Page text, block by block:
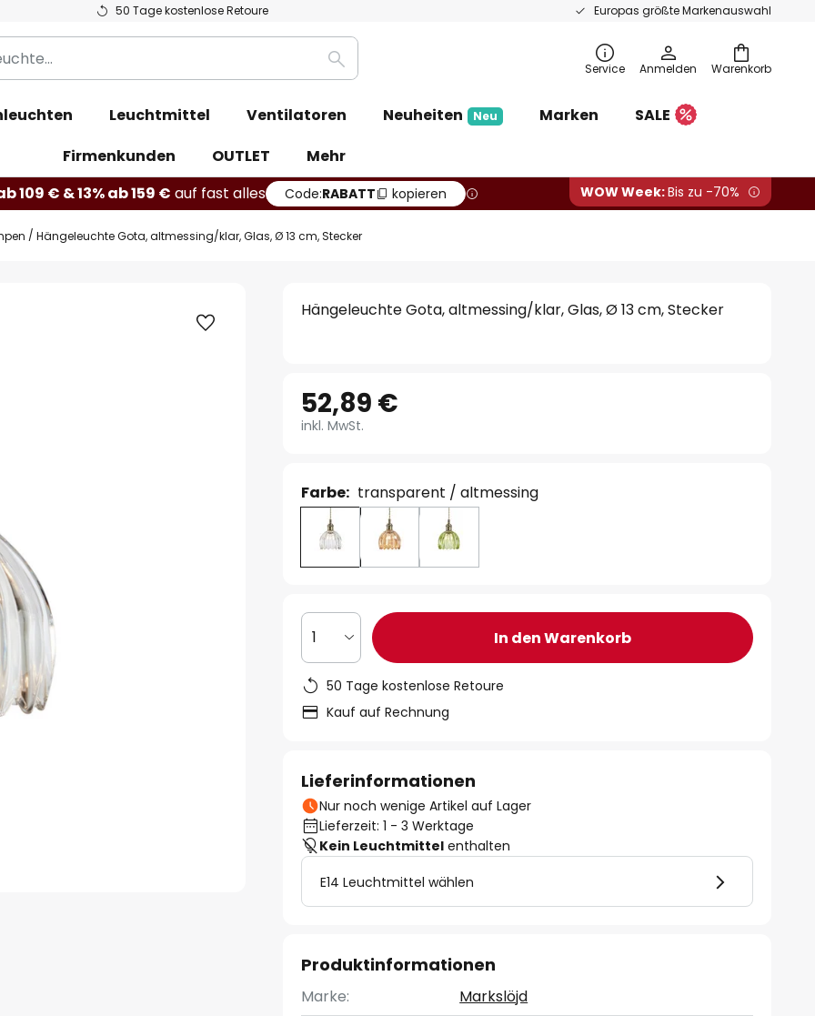
50 Tage kostenlose Retoure Europas größte Markenauswahl
Warenkorb
Suche Service Anmelden
Leuchtmittel Ventilatoren Neuheiten Neu Marken
SALE
Firmenkunden
OUTLET
Mehr
109 € & 13% ab 159 € auf fast alles Code:RABATT kopieren WOW Week:Bis zu -70%
Hängeleuchte Gota, altmessing/klar, Glas, Ø 13 cm, Stecker
Hängeleuchte Gota, altmessing/klar, Glas, Ø 13 cm, Stecker
52,89 €
inkl. MwSt.
Farbe: transparent / altmessing
1 In den Warenkorb
50 Tage kostenlose Retoure
Kauf auf Rechnung
Lieferinformationen
Nur noch wenige Artikel auf Lager
Lieferzeit: 1 - 3 Werktage
Kein Leuchtmittel enthalten
E14 Leuchtmittel wählen
Produktinformationen
Marke:
Markslöjd